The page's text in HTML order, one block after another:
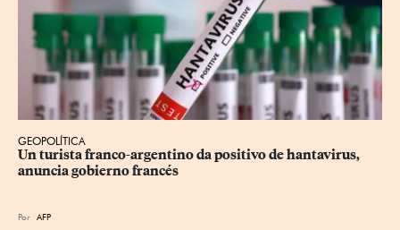
GEOPOLÍTICA
Un turista franco-argentino da positivo de hantavirus,
anuncia gobierno francés
Por AFP